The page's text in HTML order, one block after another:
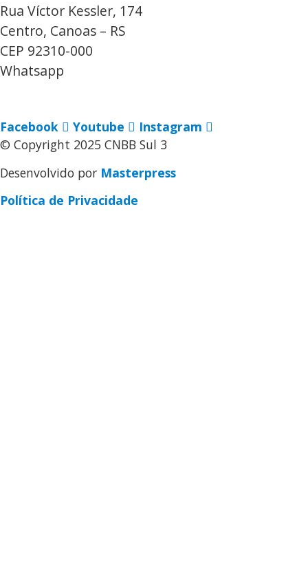
Rua Víctor Kessler, 174
Centro, Canoas – RS
CEP 92310-000
Whatsapp
Facebook
Youtube
Instagram
© Copyright 2025 CNBB Sul 3
Desenvolvido por Masterpress
Política de Privacidade